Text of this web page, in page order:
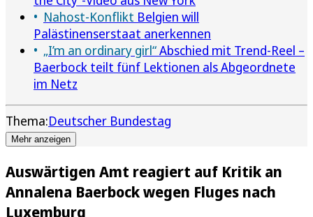
Nahost-Konflikt Belgien will
Palästinenserstaat anerkennen
„I’m an ordinary girl“Abschied mit Trend-Reel –
Baerbock teilt fünf Lektionen als Abgeordnete
im Netz
Thema:Deutscher Bundestag
Mehr anzeigen
Auswärtigen Amt reagiert auf Kritik an
Annalena Baerbock wegen Fluges nach
Luxemburg